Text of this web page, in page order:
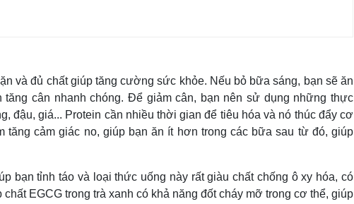
và đủ chất giúp tăng cường sức khỏe. Nếu bỏ bữa sáng, bạn sẽ ăn
cân nhanh chóng. Để giảm cân, bạn nên sử dụng những thực
đậu, giá... Protein cần nhiều thời gian để tiêu hóa và nó thúc đẩy cơ
tăng cảm giác no, giúp bạn ăn ít hơn trong các bữa sau từ đó, giúp
bạn tỉnh táo và loại thức uống này rất giàu chất chống ô xy hóa, có
EGCG trong trà xanh có khả năng đốt cháy mỡ trong cơ thể, giúp